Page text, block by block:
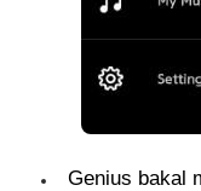
Genius bakal